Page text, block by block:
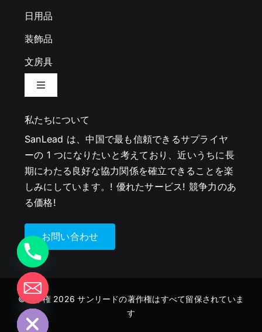
日用品
装飾品
文房具
ナ
ゲ
シ
ョ
ン
を
切
り
え
私たちについて
SanLead は、中国で最も信頼できるサプライヤ
ーの 1 つになりたいと考えており、近いうちに長
期にわたる良好な協力関係を確立できることを楽
しみにしています。! 優れたサービス! 競争力のあ
る価格!
お問い合わせ
©著作権 2026 サンリードの著作権はすべて留保されていま
す
Hide
chaty